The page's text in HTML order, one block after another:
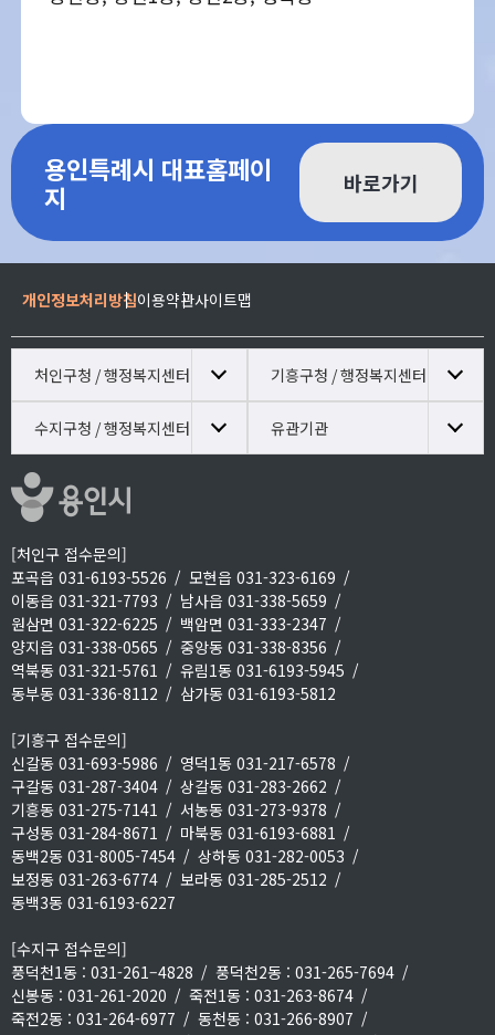
용인특례시 대표홈페이
지
바로가기
개인정보처리방침이용약관사이트맵
처인구청 / 행정복지센터 기흥구청 / 행정복지센터
수지구청 / 행정복지센터 유관기관
[처인구 접수문의]
포곡읍 031-6193-5526 / 모현읍 031-323-6169 /
이동읍 031-321-7793 / 남사읍 031-338-5659 /
원삼면 031-322-6225 / 백암면 031-333-2347 /
양지읍 031-338-0565 / 중앙동 031-338-8356 /
역북동 031-321-5761 / 유림1동 031-6193-5945 /
동부동 031-336-8112 / 삼가동 031-6193-5812
[기흥구 접수문의]
신갈동 031-693-5986 / 영덕1동 031-217-6578 /
구갈동 031-287-3404 / 상갈동 031-283-2662 /
기흥동 031-275-7141 / 서농동 031-273-9378 /
구성동 031-284-8671 / 마북동 031-6193-6881 /
동백2동 031-8005-7454 / 상하동 031-282-0053 /
보정동 031-263-6774 / 보라동 031-285-2512 /
동백3동 031-6193-6227
[수지구 접수문의]
풍덕천1동 : 031-261–4828 / 풍덕천2동 : 031-265-7694 /
신봉동 : 031-261-2020 / 죽전1동 : 031-263-8674 /
죽전2동 : 031-264-6977 / 동천동 : 031-266-8907 /